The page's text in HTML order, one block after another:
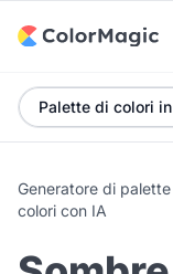
Palette di colori
Generatore di
colori con IA